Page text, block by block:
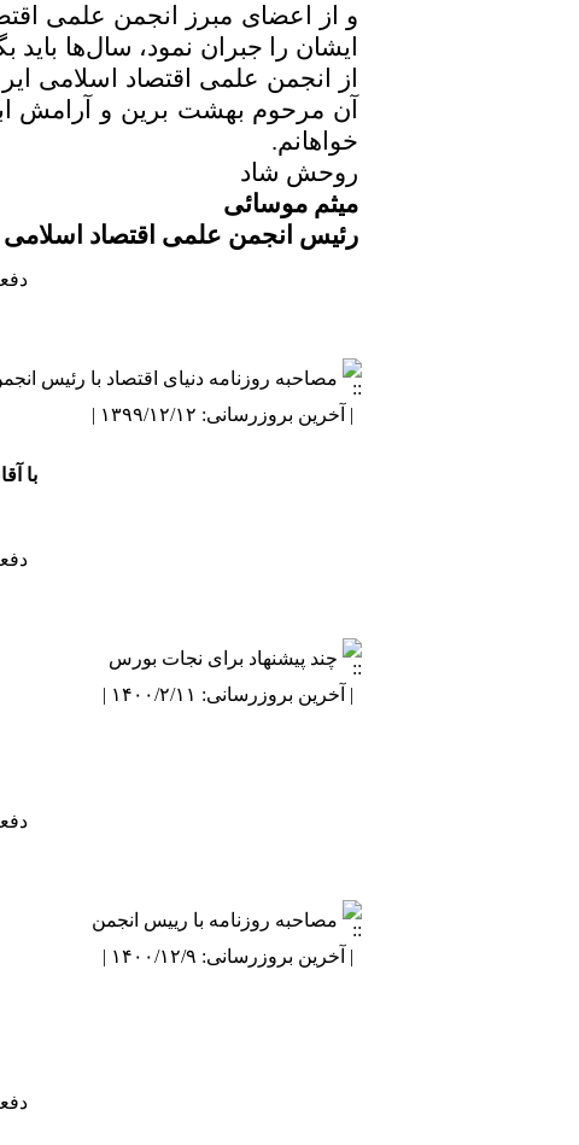
و از اعضای مبرز انجمن علمی
ایشان را جبران نمود، سال‌ها
از انجمن علمی اقتصاد اسلامی
آن مرحوم بهشت برین و آرامش
خواهانم.
روحش شاد
میثم موسائی
رئیس انجمن علمی اقتصاد اسلامی
دفعات مشاهده:
مصاحبه روزنامه دنیای اقتصاد با رئیس
| آخرین بروزرسانی: ۱۳۹۹/۱۲/۱۲ |
با
دفعات مشاهده:
چند پیشنهاد برای نجات بورس
| آخرین بروزرسانی: ۱۴۰۰/۲/۱۱ |
دفعات مشاهده:
مصاحبه روزنامه با رییس انجمن
| آخرین بروزرسانی: ۱۴۰۰/۱۲/۹ |
دفعات مشاهده: